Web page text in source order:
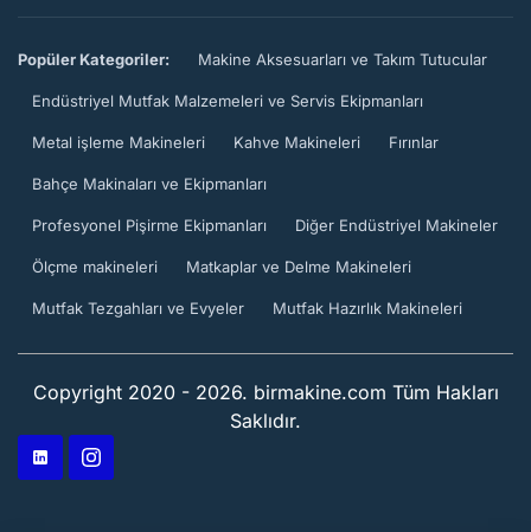
Popüler Kategoriler: Makine Aksesuarları ve Takım Tutucular
Endüstriyel Mutfak Malzemeleri ve Servis Ekipmanları
Metal işleme Makineleri Kahve Makineleri Fırınlar
Bahçe Makinaları ve Ekipmanları
Profesyonel Pişirme Ekipmanları Diğer Endüstriyel Makineler
Ölçme makineleri Matkaplar ve Delme Makineleri
Mutfak Tezgahları ve Evyeler Mutfak Hazırlık Makineleri
Copyright 2020 - 2026. birmakine.com Tüm Hakları
Saklıdır.